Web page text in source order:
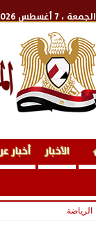
الجمعة ، 7 أغسطس 2026
الأخبار أخبار
الرياضة